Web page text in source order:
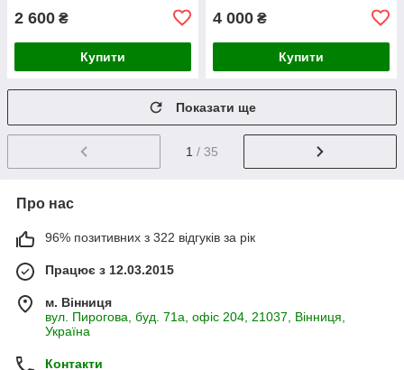
2 600 ₴
Купити
4 000 ₴
Купити
Показати ще
1 / 35
Про нас
96% позитивних з 322 відгуків за рік
Працює з 12.03.2015
м. Вінниця
вул. Пирогова, буд. 71а, офіс 204, 21037, Вінниця,
Україна
Контакти